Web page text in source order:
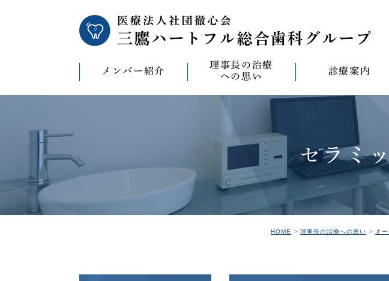
メンバー紹介
理事長の治療
への思い
CAD/CAM（オールセラミック治
療）への思い
バイコンインプラントへの思い
マウスピース型矯正装置（イン
ビザライン）への思い
診療案内
診療案内一覧
セラミック治療
無菌化根管治療
インプラント
セラミ
HOME 理事長の治療への思い オ